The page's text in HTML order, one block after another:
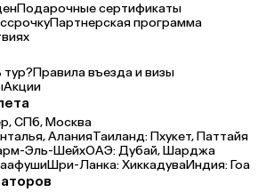
Подарочные сертификаты
Партнерская программа
тур?Правила въезда и визы
Акции
СПб,Москва
АланияТаиланд:Пхукет,Паттайя
Эль-ШейхОАЭ:Дубай,Шарджа
Шри-Ланка:ХиккадуваИндия:Гоа